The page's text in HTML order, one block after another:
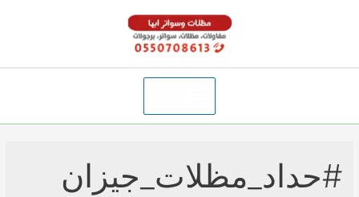
Main
#حداد_مظلات_جيزان